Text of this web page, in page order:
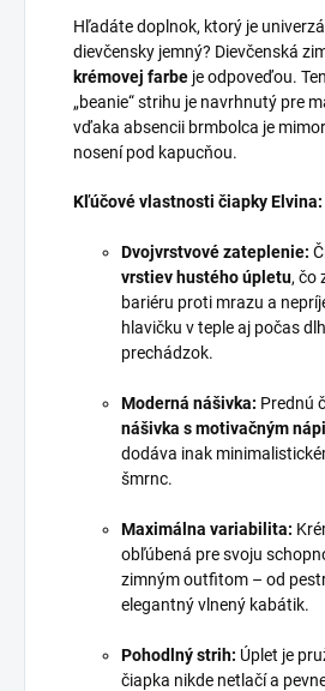
Hľadáte doplnok, ktorý je
dievčensky jemný? Dievčenská
krémovej farbe je odpoveďou.
„beanie“ strihu je navrhnutý pre
vďaka absencii brmbolca je
nosení pod kapucňou.
Kľúčové vlastnosti čiapky Elvina:
Dvojvrstvové zateplenie:
vrstiev hustého úpletu, čo
bariéru proti mrazu a
hlavičku v teple aj počas
prechádzok.
Moderná nášivka: Prednú
nášivka s motivačným
dodáva inak
šmrnc.
Maximálna variabilita:
obľúbená pre svoju
zimným outfitom – od
elegantný vlnený kabátik.
Pohodlný strih: Úplet je
čiapka nikde netlačí a